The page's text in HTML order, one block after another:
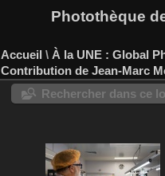
Photothèque
Accueil \ À la UNE : Global
Contribution de Jean-Marc
Rechercher dans ce